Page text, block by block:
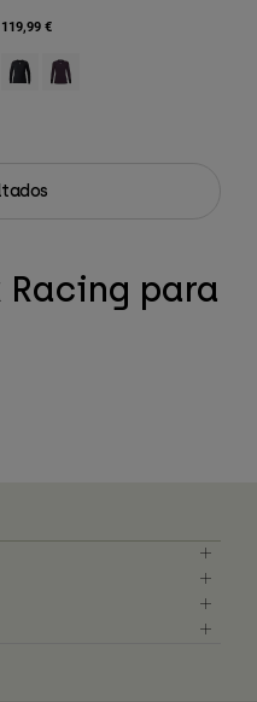
119,99 €
Product swatch type of Negro.
Product swatch type of
para